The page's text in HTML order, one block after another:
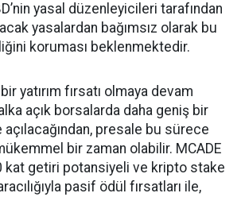
yasal düzenleyicileri tarafından
yasalardan bağımsız olarak bu
koruması beklenmektedir.
yatırım fırsatı olmaya devam
açık borsalarda daha geniş bir
açılacağından, presale bu sürece
bir zaman olabilir. MCADE
kat getiri potansiyeli ve kripto stake
pasif ödül fırsatları ile,